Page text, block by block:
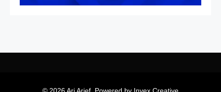
© 2026 Ari Arief. Powered by Invex Creative